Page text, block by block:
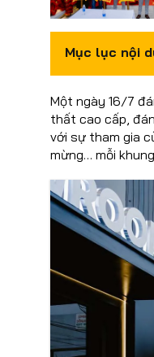
Mục lục nội
Một ngày 16/7
thất cao cấp,
với sự tham gia
mừng… mỗi